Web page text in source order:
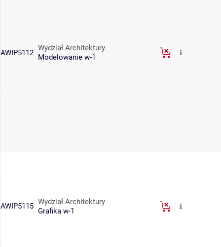
AWIP5112
Wydział Architektury
Modelowanie w-1
AWIP5115 Wydział Architektury
Grafika w-1